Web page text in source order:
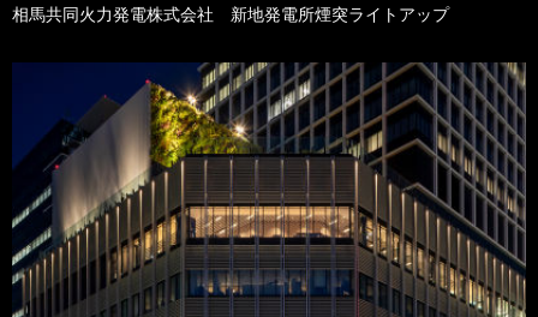
相馬共同火力発電株式会社 新地発電所煙突ライトアップ